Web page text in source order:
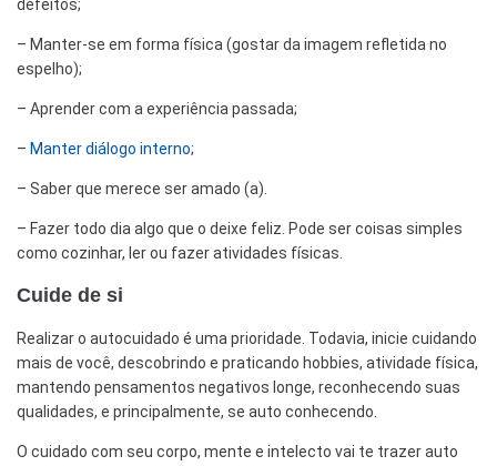
defeitos;
– Manter-se em forma física (gostar da imagem refletida no
espelho);
– Aprender com a experiência passada;
– Manter diálogo interno;
– Saber que merece ser amado (a).
– Fazer todo dia algo que o deixe feliz. Pode ser coisas simples
como cozinhar, ler ou fazer atividades físicas.
Cuide de si
Realizar o autocuidado é uma prioridade. Todavia, inicie cuidando
mais de você, descobrindo e praticando hobbies, atividade física,
mantendo pensamentos negativos longe, reconhecendo suas
qualidades, e principalmente, se auto conhecendo.
O cuidado com seu corpo, mente e intelecto vai te trazer auto